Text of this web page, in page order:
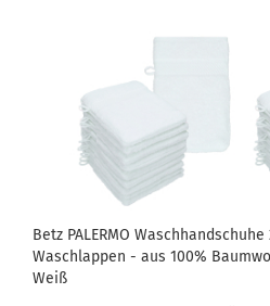
Betz PALERMO
Waschlappen - aus 100%
Weiß